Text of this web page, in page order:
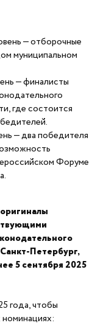
— отборочные
муниципальном
— финалисты
где состоится
— два победителя
Форуме
Петербург,
5 сентября 2025
года, чтобы